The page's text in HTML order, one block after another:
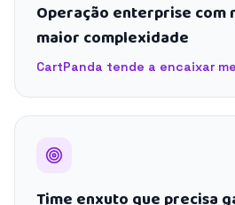
Operação enterprise com
maior complexidade
CartPanda tende a encaixar
Time enxuto que precisa